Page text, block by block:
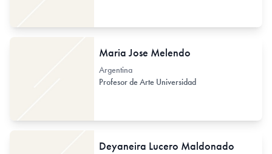
Maria Jose Melendo
Argentina
Profesor de Arte Universidad
Deyaneira Lucero Maldonado